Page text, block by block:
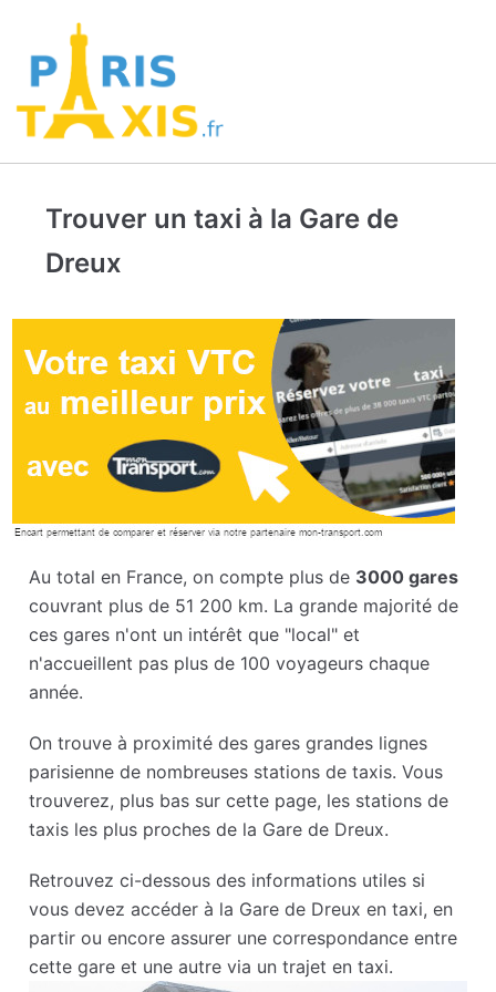
Trouver un taxi à la Gare de
Dreux
Au total en France, on compte plus de 3000 gares
couvrant plus de 51 200 km. La grande majorité de
ces gares n'ont un intérêt que "local" et
n'accueillent pas plus de 100 voyageurs chaque
année.
On trouve à proximité des gares grandes lignes
parisienne de nombreuses stations de taxis. Vous
trouverez, plus bas sur cette page, les stations de
taxis les plus proches de la Gare de Dreux.
Retrouvez ci-dessous des informations utiles si
vous devez accéder à la Gare de Dreux en taxi, en
partir ou encore assurer une correspondance entre
cette gare et une autre via un trajet en taxi.